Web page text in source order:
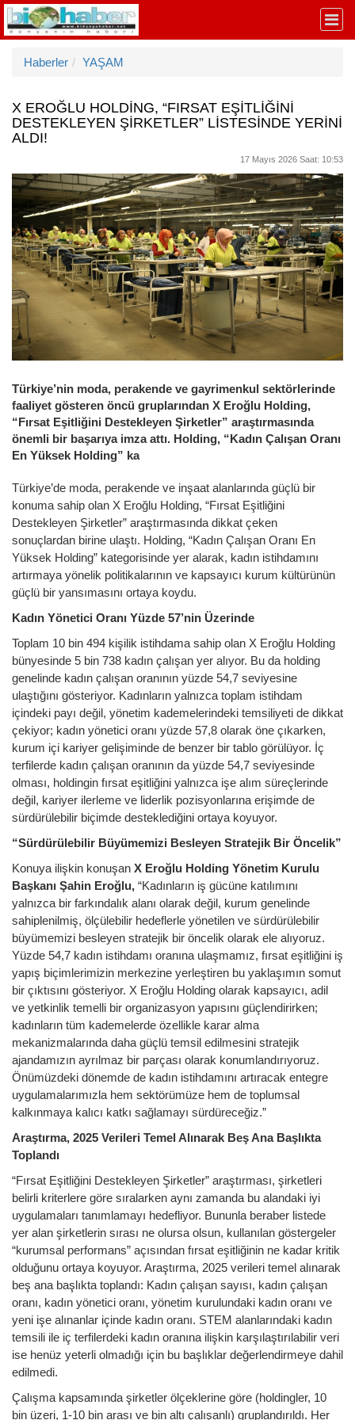
Haberler YAŞAM
X EROĞLU HOLDİNG, “FIRSAT EŞİTLİĞİNİ
DESTEKLEYEN ŞİRKETLER” LİSTESİNDE YERİNİ
ALDI!
17 Mayıs 2026 Saat: 10:53
Türkiye’nin moda, perakende ve gayrimenkul sektörlerinde
faaliyet gösteren öncü gruplarından X Eroğlu Holding,
“Fırsat Eşitliğini Destekleyen Şirketler” araştırmasında
önemli bir başarıya imza attı. Holding, “Kadın Çalışan Oranı
En Yüksek Holding” ka
Türkiye’de moda, perakende ve inşaat alanlarında güçlü bir
konuma sahip olan X Eroğlu Holding, “Fırsat Eşitliğini
Destekleyen Şirketler” araştırmasında dikkat çeken
sonuçlardan birine ulaştı. Holding, “Kadın Çalışan Oranı En
Yüksek Holding” kategorisinde yer alarak, kadın istihdamını
artırmaya yönelik politikalarının ve kapsayıcı kurum kültürünün
güçlü bir yansımasını ortaya koydu.
Kadın Yönetici Oranı Yüzde 57’nin Üzerinde
Toplam 10 bin 494 kişilik istihdama sahip olan X Eroğlu Holding
bünyesinde 5 bin 738 kadın çalışan yer alıyor. Bu da holding
genelinde kadın çalışan oranının yüzde 54,7 seviyesine
ulaştığını gösteriyor. Kadınların yalnızca toplam istihdam
içindeki payı değil, yönetim kademelerindeki temsiliyeti de dikkat
çekiyor; kadın yönetici oranı yüzde 57,8 olarak öne çıkarken,
kurum içi kariyer gelişiminde de benzer bir tablo görülüyor. İç
terfilerde kadın çalışan oranının da yüzde 54,7 seviyesinde
olması, holdingin fırsat eşitliğini yalnızca işe alım süreçlerinde
değil, kariyer ilerleme ve liderlik pozisyonlarına erişimde de
sürdürülebilir biçimde desteklediğini ortaya koyuyor.
“Sürdürülebilir Büyümemizi Besleyen Stratejik Bir Öncelik”
Konuya ilişkin konuşan X Eroğlu Holding Yönetim Kurulu
Başkanı Şahin Eroğlu, “Kadınların iş gücüne katılımını
yalnızca bir farkındalık alanı olarak değil, kurum genelinde
sahiplenilmiş, ölçülebilir hedeflerle yönetilen ve sürdürülebilir
büyümemizi besleyen stratejik bir öncelik olarak ele alıyoruz.
Yüzde 54,7 kadın istihdamı oranına ulaşmamız, fırsat eşitliğini iş
yapış biçimlerimizin merkezine yerleştiren bu yaklaşımın somut
bir çıktısını gösteriyor. X Eroğlu Holding olarak kapsayıcı, adil
ve yetkinlik temelli bir organizasyon yapısını güçlendirirken;
kadınların tüm kademelerde özellikle karar alma
mekanizmalarında daha güçlü temsil edilmesini stratejik
ajandamızın ayrılmaz bir parçası olarak konumlandırıyoruz.
Önümüzdeki dönemde de kadın istihdamını artıracak entegre
uygulamalarımızla hem sektörümüze hem de toplumsal
kalkınmaya kalıcı katkı sağlamayı sürdüreceğiz.”
Araştırma, 2025 Verileri Temel Alınarak Beş Ana Başlıkta
Toplandı
“Fırsat Eşitliğini Destekleyen Şirketler” araştırması, şirketleri
belirli kriterlere göre sıralarken aynı zamanda bu alandaki iyi
uygulamaları tanımlamayı hedefliyor. Bununla beraber listede
yer alan şirketlerin sırası ne olursa olsun, kullanılan göstergeler
“kurumsal performans” açısından fırsat eşitliğinin ne kadar kritik
olduğunu ortaya koyuyor. Araştırma, 2025 verileri temel alınarak
beş ana başlıkta toplandı: Kadın çalışan sayısı, kadın çalışan
oranı, kadın yönetici oranı, yönetim kurulundaki kadın oranı ve
yeni işe alınanlar içinde kadın oranı. STEM alanlarındaki kadın
temsili ile iç terfilerdeki kadın oranına ilişkin karşılaştırılabilir veri
ise henüz yeterli olmadığı için bu başlıklar değerlendirmeye dahil
edilmedi.
Çalışma kapsamında şirketler ölçeklerine göre (holdingler, 10
bin üzeri, 1-10 bin arası ve bin altı çalışanlı) gruplandırıldı. Her